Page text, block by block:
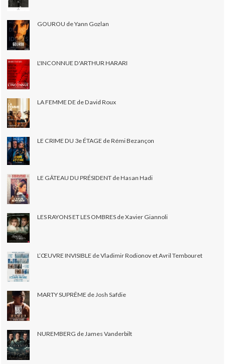
GOUROU de Yann Gozlan
L'INCONNUE D'ARTHUR HARARI
LA FEMME DE de David Roux
LE CRIME DU 3e ÉTAGE de Rémi Bezançon
LE GÂTEAU DU PRÉSIDENT de Hasan Hadi
LES RAYONS ET LES OMBRES de Xavier Giannoli
L’ŒUVRE INVISIBLE de Vladimir Rodionov et Avril Tembouret
MARTY SUPRÊME de Josh Safdie
NUREMBERG de James Vanderbilt